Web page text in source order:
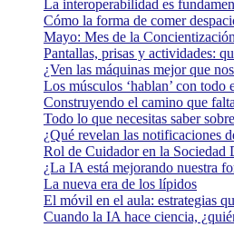
La interoperabilidad es
Cómo la forma de comer
Mayo: Mes de la
Pantallas, prisas y actividades:
¿Ven las máquinas mejor que
Los músculos ‘hablan’ con
Construyendo el camino que
Todo lo que necesitas saber
¿Qué revelan las notificaciones
Rol de Cuidador en la Sociedad
¿La IA está mejorando nuestra
La nueva era de los lípidos
El móvil en el aula: estrategias
Cuando la IA hace ciencia,